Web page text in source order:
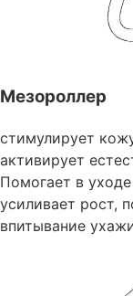
Мезороллер
стимулирует
активирует
Помогает в
усиливает рост,
впитывание